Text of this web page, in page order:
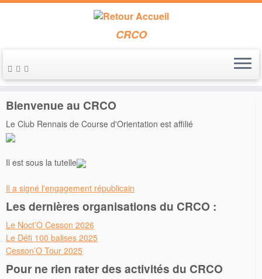
Passer
au
CRCO
Accueil » Val d’Azun
Bienvenue au CRCO
Le Club Rennais de Course d'Orientation est affilié
Il est sous la tutelle
Il a signé l'engagement républicain
Les dernières organisations du CRCO :
Le Noct’O Cesson 2026
Le Défi 100 balises 2025
Cesson’O Tour 2025
Pour ne rien rater des activités du CRCO